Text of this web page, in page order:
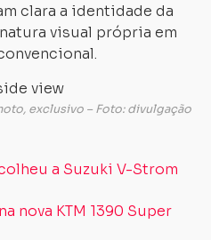
clara a identidade da
visual própria em
exclusivo – Foto: divulgação
a Suzuki V-Strom
nova KTM 1390 Super